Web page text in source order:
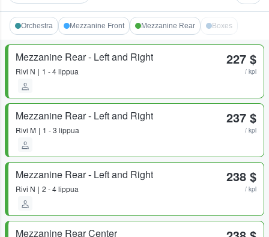
Orchestra Mezzanine Front Mezzanine Rear Boxes
Mezzanine Rear - Left and Right
Rivi N 1 - 4 lippua
227 $
/ kpl
Mezzanine Rear - Left and Right
Rivi M 1 - 3 lippua
237 $
/ kpl
Mezzanine Rear - Left and Right
Rivi N 2 - 4 lippua
238 $
/ kpl
Mezzanine Rear Center